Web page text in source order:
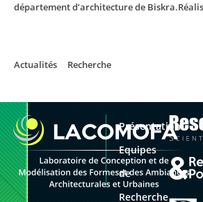
département d’architecture de
Actualités Recherche
Présentation
Equipes
de
Recherche